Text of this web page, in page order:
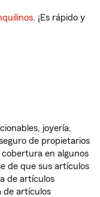
. ¡Es rápido y
joyería,
de propietarios
en algunos
de que sus artículos
de artículos
de artículos